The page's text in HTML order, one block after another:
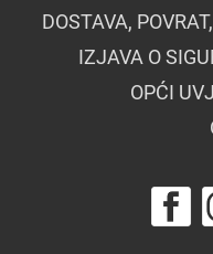
DOSTAVA,
IZJAVA O
OPĆI